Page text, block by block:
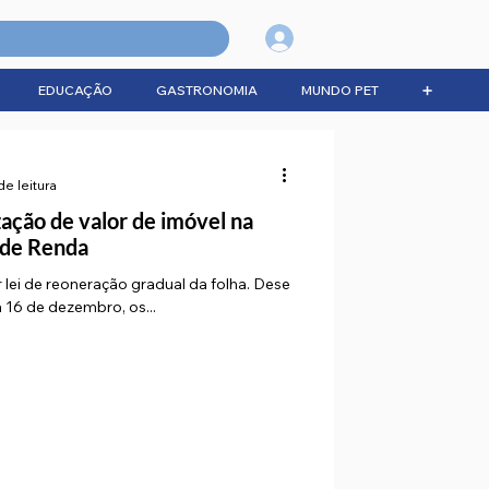
EDUCAÇÃO GASTRONOMIA MUNDO PET ➕
de valor de imóvel na
Renda
de reoneração gradual da folha. Dese
de dezembro, os...
leitura